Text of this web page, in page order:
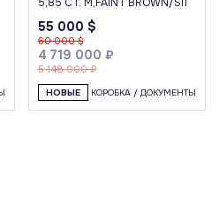
55 000 $
60 000 $
4 719 000 ₽
5 148 000 ₽
НОВЫЕ КОРОБКА / ДОКУМЕНТЫ